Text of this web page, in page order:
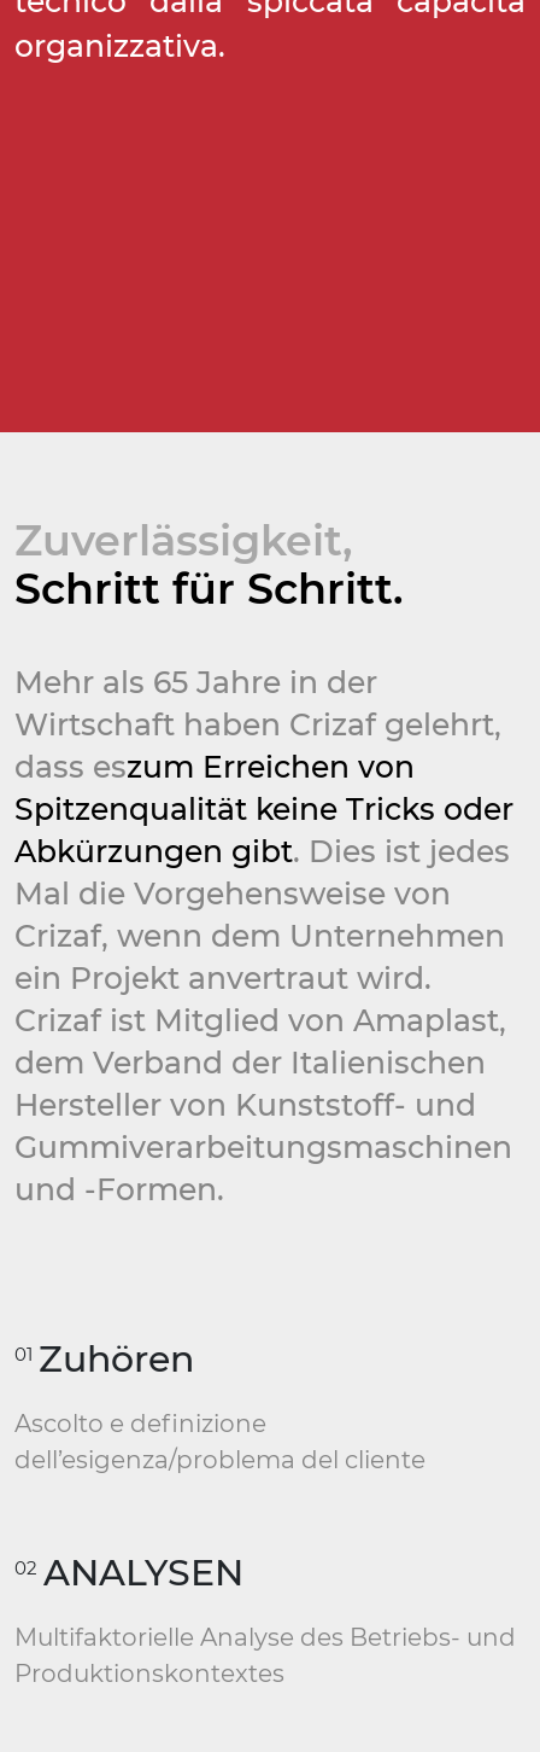
organizzativa.
Zuverlässigkeit,
Schritt für Schritt.
Mehr als 65 Jahre in der
Wirtschaft haben Crizaf gelehrt,
dass eszum Erreichen von
Spitzenqualität keine Tricks oder
Abkürzungen gibt. Dies ist jedes
Mal die Vorgehensweise von
Crizaf, wenn dem Unternehmen
ein Projekt anvertraut wird.
Crizaf ist Mitglied von Amaplast,
dem Verband der Italienischen
Hersteller von Kunststoff- und
Gummiverarbeitungsmaschinen
und -Formen.
01 Zuhören
Ascolto e definizione
dell’esigenza/problema del cliente
02 ANALYSEN
Multifaktorielle Analyse des Betriebs- und
Produktionskontextes